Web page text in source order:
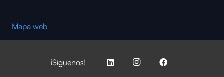
Mapa web
¡Síguenos!